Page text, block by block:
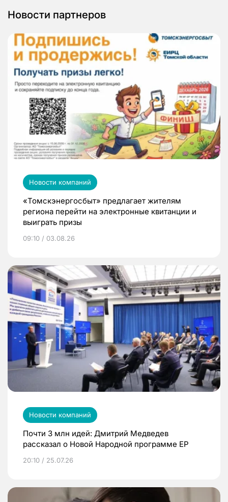
Новости партнеров
Новости компаний
«Томскэнергосбыт» предлагает жителям
региона перейти на электронные квитанции и
выиграть призы
09:10 / 03.08.26
Новости компаний
Почти 3 млн идей: Дмитрий Медведев
рассказал о Новой Народной программе ЕР
20:10 / 25.07.26